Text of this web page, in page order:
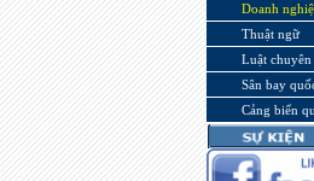
Doanh
Thuật ngữ
Luật chuyên
Sân bay
Cảng biển